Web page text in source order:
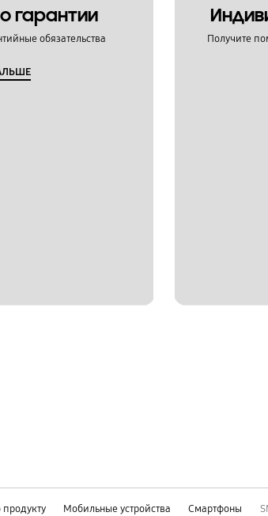
гарантии
обязательства Получите
Мобильные устройства Смартфоны